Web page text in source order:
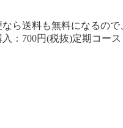
ら送料も無料になるの
：700円(税抜)定期コー